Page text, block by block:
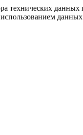
технических